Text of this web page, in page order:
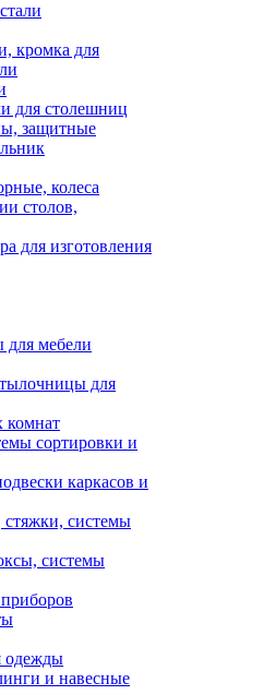
кромка для
для столешниц
защитные
колеса
столов,
для изготовления
мебели
для
комнат
сортировки и
каркасов и
системы
системы
одежды
и навесные